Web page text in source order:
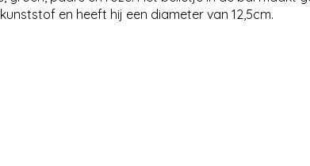
en heeft hij een diameter van 12,5cm.